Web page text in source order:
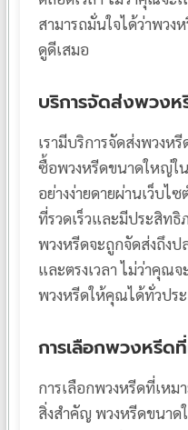
สามารถมั่นใจได้ว่าพวง
ดูดีเสมอ
บริการจัดส่งพวงห
เรามีบริการจัดส่งพวงห
ซื้อพวงหรีดขนาดใหญ่ใ
อย่างง่ายดายผ่านเว็บไซ
ที่รวดเร็วและมีประสิท
พวงหรีดจะถูกจัดส่งถึง
และตรงเวลา ไม่ว่าคุณ
พวงหรีดให้คุณได้ทั่วปร
การเลือกพวงหรีดที่
การเลือกพวงหรีดที่เหม
สิ่งสำคัญ พวงหรีดขนา